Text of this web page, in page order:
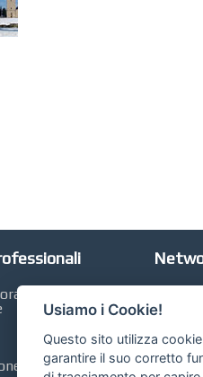
Contabilità,
Libri
Usiamo i Cookie!
Questo sito utilizza
garantire il suo corretto